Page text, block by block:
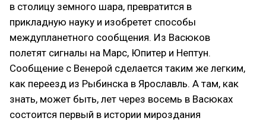
в столицу земного шара, превратится в
прикладную науку и изобретет способы
междупланетного сообщения. Из Васюков
полетят сигналы на Марс, Юпитер и Нептун.
Сообщение с Венерой сделается таким же легким,
как переезд из Рыбинска в Ярославль. А там, как
знать, может быть, лет через восемь в Васюках
состоится первый в истории мироздания